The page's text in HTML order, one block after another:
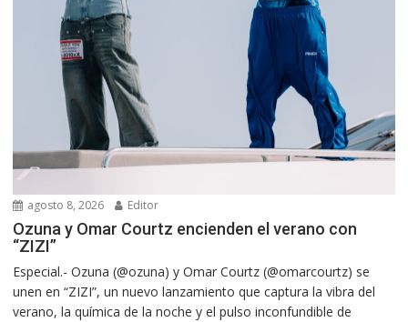
agosto 8, 2026 Editor
Ozuna y Omar Courtz encienden el verano con
“ZIZI”
Especial.- Ozuna (@ozuna) y Omar Courtz (@omarcourtz) se
unen en “ZIZI”, un nuevo lanzamiento que captura la vibra del
verano, la química de la noche y el pulso inconfundible de